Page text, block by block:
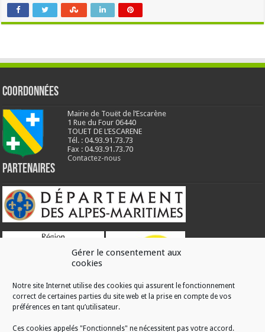
Gérer le consentement aux
cookies
Notre site Internet utilise des cookies qui assurent le fonctionnement
correct de certaines parties du site web et la prise en compte de vos
préférences en tant qu’utilisateur.
Ces cookies appelés "Fonctionnels" ne nécessitent pas votre accord.
Coordonnées
Mairie de Touët de l’Escarène
1 Rue du Four 06440
TOUET DE L’ESCARENE
Tél. : 04.93.91.73.73
Fax : 04.93.91.73.70
Contactez-nous
Partenaires
RÉALISATION